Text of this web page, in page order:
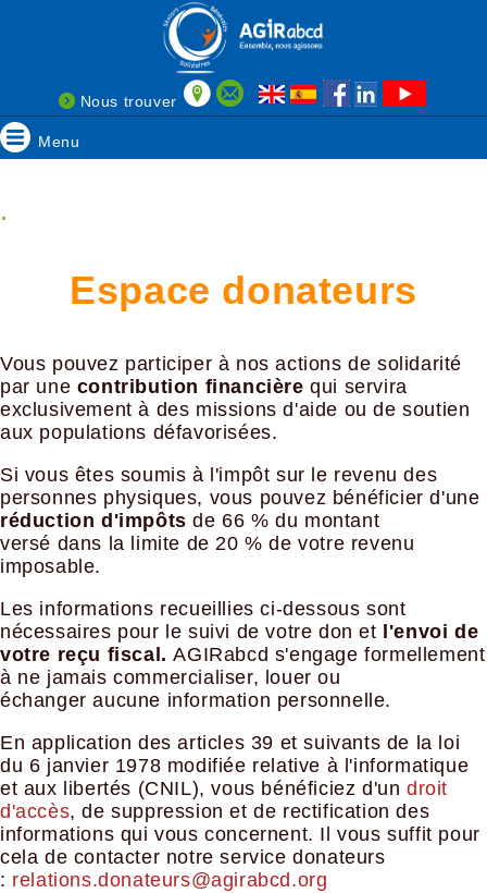
Nous trouver
Menu
.
Espace donateurs
Vous pouvez participer à nos actions de solidarité
par une contribution financière qui servira
exclusivement à des missions d'aide ou de soutien
aux populations défavorisées.
Si vous êtes soumis à l'impôt sur le revenu des
personnes physiques, vous pouvez bénéficier d'une
réduction d'impôts de 66 % du montant
versé dans la limite de 20 % de votre revenu
imposable.
Les informations recueillies ci-dessous sont
nécessaires pour le suivi de votre don et
l'envoi de
votre reçu fiscal.AGIRabcd s'engage formellement
à ne jamais commercialiser, louer ou
échanger aucune information personnelle.
En application des articles 39 et suivants de la loi
du 6 janvier 1978 modifiée relative à l'informatique
et aux libertés (CNIL), vous bénéficiez d'undroit
d'accès, de suppression et de rectification des
informations qui vous concernent. Il vous suffit pour
cela de contacter notre service donateurs
: relations.donateurs@agirabcd.org